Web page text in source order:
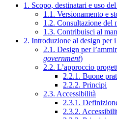
1. Scopo, destinatari e uso
1.1. Versionamento e
1.2. Consultazione del
1.3. Contribuisci al
2. Introduzione al design per
2.1. Design per
government)
2.2. L’approccio
2.2.1. Buone
2.2.2. Principi
2.3. Accessibilità
2.3.1.
2.3.2.